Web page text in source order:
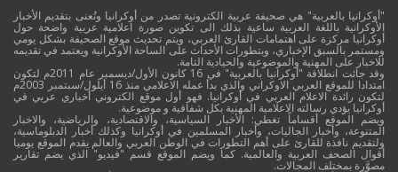
"أوكرانيا بالعربية" هي صحيفة عربية الكترونية تصدر من أوكرانيا وتُعنى بتقديم الأخبار
الأوكرانية باللغة العربية ساعية بذلك الى تكوين صورة اعلامية عربية واضحة حول
أوكرانيا مركزة على اهتمامات القارئ العربي، ويتم تحديث موقع الصحيفة بشكل يومي
ومستمر بالسبق الإخباري، وبتطورات الأحداث على الساحة الأوكرانية ويعتمد في تقديمه
للاخبار على المهنية والموضوعية والحيادية التامة.
وقد جائت انطلاقة "أوكرانيا بالعربية" في 16 كانون الأول/ديسمبر عام 2011م لتكون
امتدادا للموقع العربي الاوكراني والذي بدأ عمله الاعلامي منذ 16 أيلول/سبتمبر 2003م
لتكون رائدة الاعلام العربي في أوكرانيا. فهو أول موقع الكتروني أخباري عربي في
أوكرانيا يؤدي رسالته الاعلامية المهنية بكل شفافية و موضوعية.
ويضم الموقع أقساماً تغطي: الأخبار السياسية، والاقتصادية، والرياضية، والاخبار
المتنوعة، وأخبار الجاليات، وأخبار المسلمين في أوكرانيا وكذلك أخبار الدبلوماسية،
ولتقديم نافذة للقارئ على أهم التطورات في الوطن العربي والعالم يقدم الموقع يوميا
أقوال الصحف العربية والعالمية. كما ويضم الموقع قسم "فيديو" الذي يضم تقارير
مصوَّرة بمختلف المجالات.